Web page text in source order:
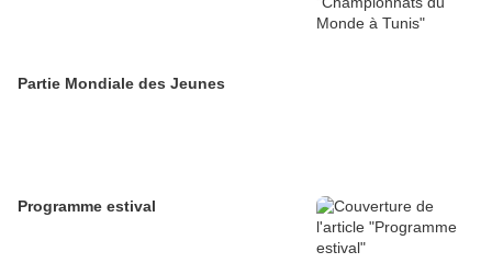
Partie Mondiale des Jeunes
Programme estival